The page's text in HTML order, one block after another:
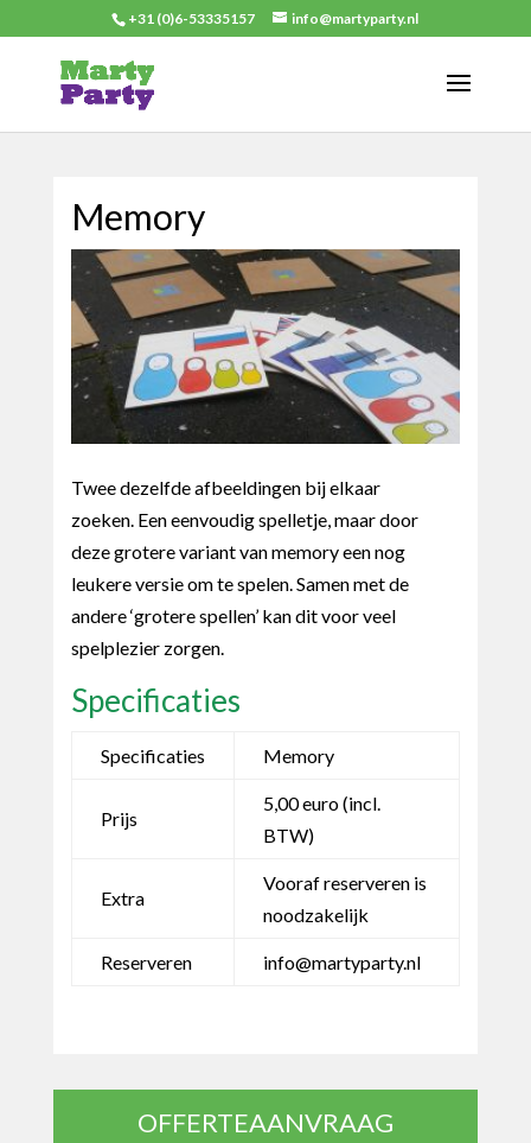
+31 (0)6-53335157 info@martyparty.nl
Memory
Twee dezelfde afbeeldingen bij elkaar
zoeken. Een eenvoudig spelletje, maar door
deze grotere variant van memory een nog
leukere versie om te spelen. Samen met de
andere ‘grotere spellen’ kan dit voor veel
spelplezier zorgen.
Specificaties
Specificaties Memory
Prijs
5,00 euro (incl.
BTW)
Extra
Vooraf reserveren is
noodzakelijk
Reserveren info@martyparty.nl
OFFERTEAANVRAAG